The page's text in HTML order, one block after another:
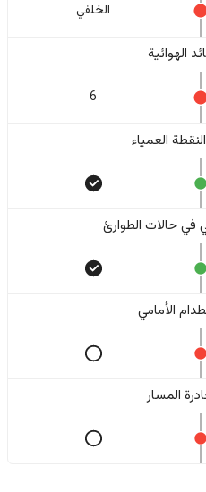
الخلفي
الهوائية
6
العمياء
في حالات الطوارئ
الأمامي
المسار